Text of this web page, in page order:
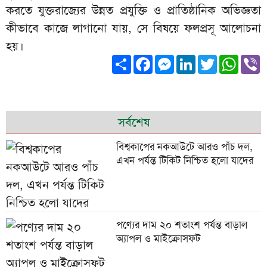
করতে যুক্তরাজ্যের উন্নত প্রযুক্তি ও প্রাতিষ্ঠানিক অভিজ্ঞতা
কীভাবে কাজে লাগানো যায়, সে বিষয়ে ফলপ্রসূ আলোচনা
হয়।
ShareFacebook
Messenger
LinkedIn
Twitter
সর্বশেষ
বিশ্বকাপের নকআউটে আরও পাঁচ দল,
এখন পর্যন্ত টিকিট নিশ্চিত হলো যাদের
পণ্যের দাম ২০ শতাংশ পর্যন্ত বাড়াল
অ্যাপল ও মাইক্রোসফট